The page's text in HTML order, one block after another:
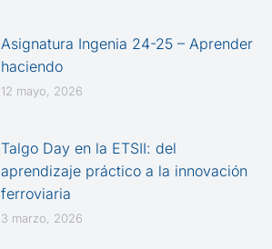
Asignatura Ingenia 24-25 – Aprender
haciendo
12 mayo, 2026
Talgo Day en la ETSII: del
aprendizaje práctico a la innovación
ferroviaria
3 marzo, 2026